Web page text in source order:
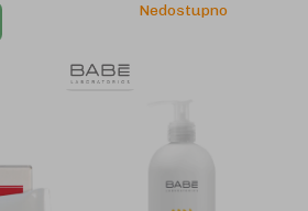
Nedostupno